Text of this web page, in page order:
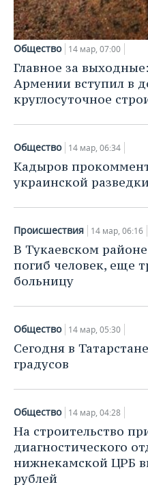
Общество 14 мар, 07:00
Главное за
Армении вступил в
круглосуточное
Общество 14 мар, 06:34
Кадыров
украинской
Происшествия 14 мар, 06:16
В Тукаевском
погиб человек, еще
больницу
Общество 14 мар, 05:30
Сегодня в
градусов
Общество 14 мар, 04:28
На строительство
диагностического
нижнекамской ЦРБ
рублей